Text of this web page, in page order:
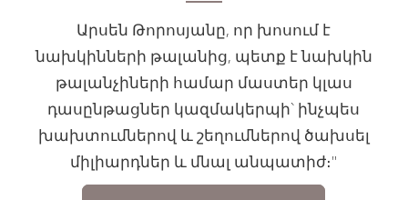
Արսեն Թորոսյանը, որ խոսում է
նախկինների թալանից, պետք է նախկին
թալանչիների համար մաստեր կլաս
դասընթացներ կազմակերպի` ինչպես
խախտումներով և շեղումներով ծախսել
միլիարդներ և մնալ անպատիժ։"